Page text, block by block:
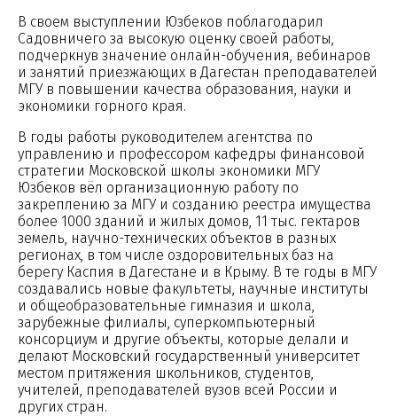
В своем выступлении Юзбеков поблагодарил
Садовничего за высокую оценку своей работы,
подчеркнув значение онлайн-обучения, вебинаров
и занятий приезжающих в Дагестан преподавателей
МГУ в повышении качества образования, науки и
экономики горного края.
В годы работы руководителем агентства по
управлению и профессором кафедры финансовой
стратегии Московской школы экономики МГУ
Юзбеков вёл организационную работу по
закреплению за МГУ и созданию реестра имущества
более 1000 зданий и жилых домов, 11 тыс. гектаров
земель, научно-технических объектов в разных
регионах, в том числе оздоровительных баз на
берегу Каспия в Дагестане и в Крыму. В те годы в МГУ
создавались новые факультеты, научные институты
и общеобразовательные гимназия и школа,
зарубежные филиалы, суперкомпьютерный
консорциум и другие объекты, которые делали и
делают Московский государственный университет
местом притяжения школьников, студентов,
учителей, преподавателей вузов всей России и
других стран.